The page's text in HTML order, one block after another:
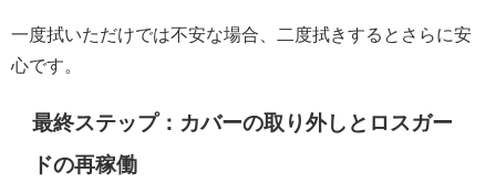
一度拭いただけでは不安な場合、二度拭きするとさらに安
心です。
最終ステップ：カバーの取り外しとロスガー
ドの再稼働